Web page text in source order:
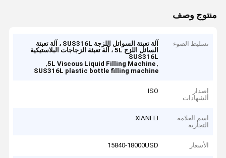
منتوج وصف
تسليط الضوء
آلة تعبئة السوائل اللزجة SUS316L ، آلة تعبئة
السائل اللزج 5L ، آلة تعبئة الزجاجات البلاستيكية
SUS316L
,
5L Viscous Liquid Filling Machine
,
SUS316L plastic bottle filling machine
إصدار
الشهادات
ISO
اسم العلامة
التجارية
XIANFEI
الأسعار 15840-18000USD